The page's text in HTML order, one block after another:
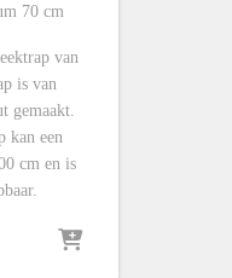
70 cm
van
is van
gemaakt.
kan een
cm en is